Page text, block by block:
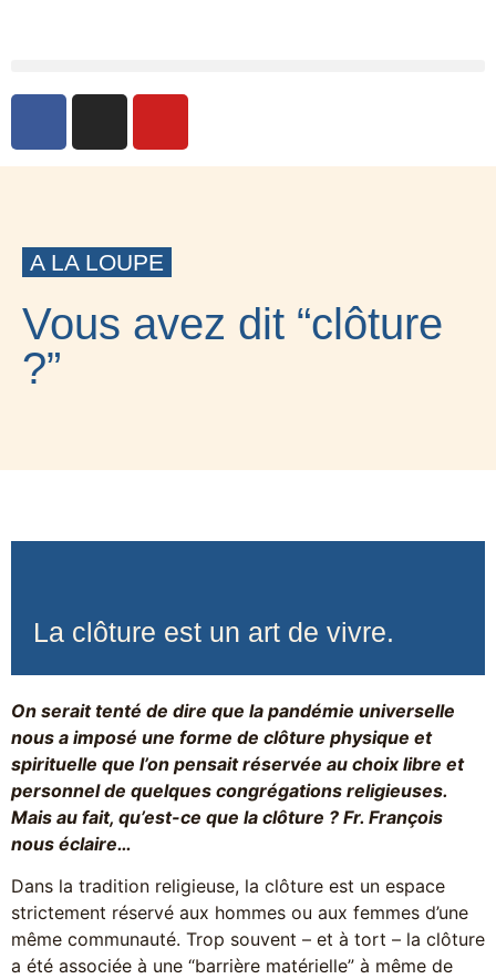
A LA LOUPE
Vous avez dit “clôture
?”
La clôture est un art de vivre.
On serait tenté de dire que la pandémie universelle
nous a imposé une forme de clôture physique et
spirituelle que l’on pensait réservée au choix libre et
personnel de quelques congrégations religieuses.
Mais au fait, qu’est-ce que la clôture ? Fr. François
nous éclaire…
Dans la tradition religieuse, la clôture est un espace
strictement réservé aux hommes ou aux femmes d’une
même communauté. Trop souvent – et à tort – la clôture
a été associée à une “barrière matérielle” à même de